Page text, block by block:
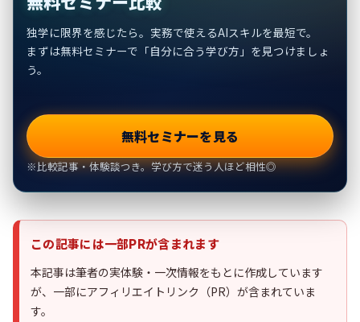
独学に限界を感じたら。実務で使えるAIスキルを最短で。
まずは無料セミナーで「自分に合う学び方」を見つけましょ
う。
無料セミナーを見る
※比較記事・体験談つき。学び方で迷う人ほど相性◎
この記事には一部PRが含まれます
本記事は筆者の実体験・一次情報をもとに作成しています
が、一部にアフィリエイトリンク（PR）が含まれていま
す。